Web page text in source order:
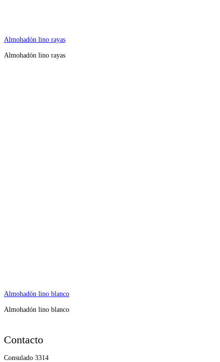
Almohadón lino rayas
Almohadón lino rayas
Almohadón lino blanco
Almohadón lino blanco
Contacto
Consulado 3314